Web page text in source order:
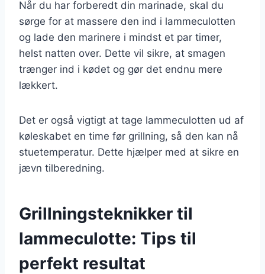
Når du har forberedt din marinade, skal du
sørge for at massere den ind i lammeculotten
og lade den marinere i mindst et par timer,
helst natten over. Dette vil sikre, at smagen
trænger ind i kødet og gør det endnu mere
lækkert.
Det er også vigtigt at tage lammeculotten ud af
køleskabet en time før grillning, så den kan nå
stuetemperatur. Dette hjælper med at sikre en
jævn tilberedning.
Grillningsteknikker til
lammeculotte: Tips til
perfekt resultat